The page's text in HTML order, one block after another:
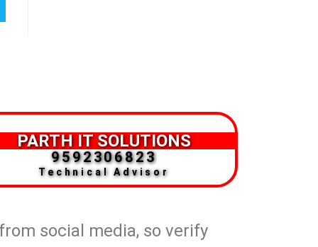
PARTH IT SOLUTIONS
9592306823
Technical Advisor
social media, so verify